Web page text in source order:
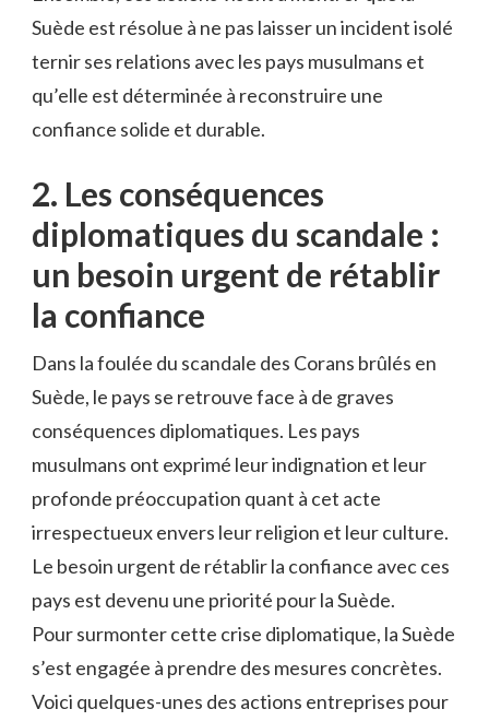
Suède ‌est résolue à ne⁢ pas laisser un incident isolé
ternir ses relations avec​ les pays ⁤musulmans et
qu’elle est⁤ déterminée à reconstruire une
confiance solide ​et durable.
2. Les conséquences
diplomatiques⁢ du⁤ scandale :
un ‍besoin ⁣urgent⁣ de ⁤rétablir
la confiance
Dans la foulée ⁤du ⁢scandale des Corans brûlés ‌en
Suède, le pays se ​retrouve face à de ‍graves
‍conséquences diplomatiques. Les ⁢pays
musulmans ont⁤ exprimé leur indignation ​et leur ​
profonde⁣ préoccupation quant à cet acte
irrespectueux envers leur religion et leur culture.
Le⁣ besoin ​urgent de rétablir la confiance ​avec ces⁣
pays ⁤est devenu une priorité⁣ pour la Suède.
Pour ‌surmonter cette crise diplomatique, la ⁣Suède
s’est ‍engagée à prendre des ⁣mesures concrètes.
⁣Voici quelques-unes ⁢des actions entreprises pour